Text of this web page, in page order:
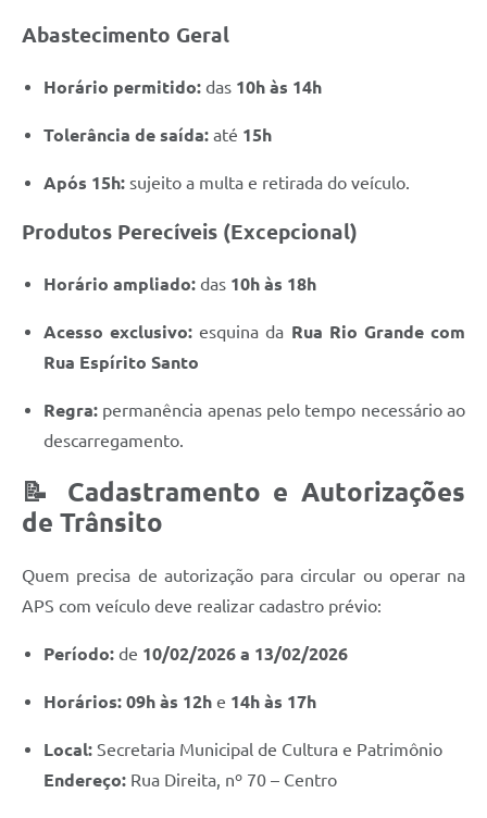
Abastecimento Geral
Horário permitido: das 10h às 14h
Tolerância de saída: até 15h
Após 15h: sujeito a multa e retirada do veículo.
Produtos Perecíveis (Excepcional)
Horário ampliado: das 10h às 18h
Acesso exclusivo: esquina da Rua Rio Grande com
Rua Espírito Santo
Regra: permanência apenas pelo tempo necessário ao
descarregamento.
📝 Cadastramento e Autorizações
de Trânsito
Quem precisa de autorização para circular ou operar na
APS com veículo deve realizar cadastro prévio:
Período: de 10/02/2026 a 13/02/2026
Horários: 09h às 12h e 14h às 17h
Local: Secretaria Municipal de Cultura e Patrimônio
Endereço: Rua Direita, nº 70 – Centro